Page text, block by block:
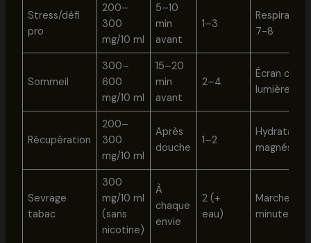
Stress/défi
pro
200–
300
mg/10 ml
5–10
min
avant
1–3
7-8
Sommeil
300–
600
mg/10 ml
15–20
min
avant
2–4
Écran
lumière
Récupération
200–
300
mg/10 ml
Après
douche
1–2
magnésium
Sevrage
tabac
300
mg/10 ml
(sans
nicotine)
À
chaque
envie
2 (+
eau)
Marche 2
minutes